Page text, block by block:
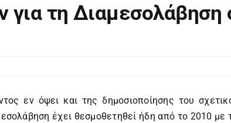
τη Διαμεσολάβηση
εν όψει και της δημοσιοποίησης του
έχει θεσμοθετηθεί ήδη από το 2010 με